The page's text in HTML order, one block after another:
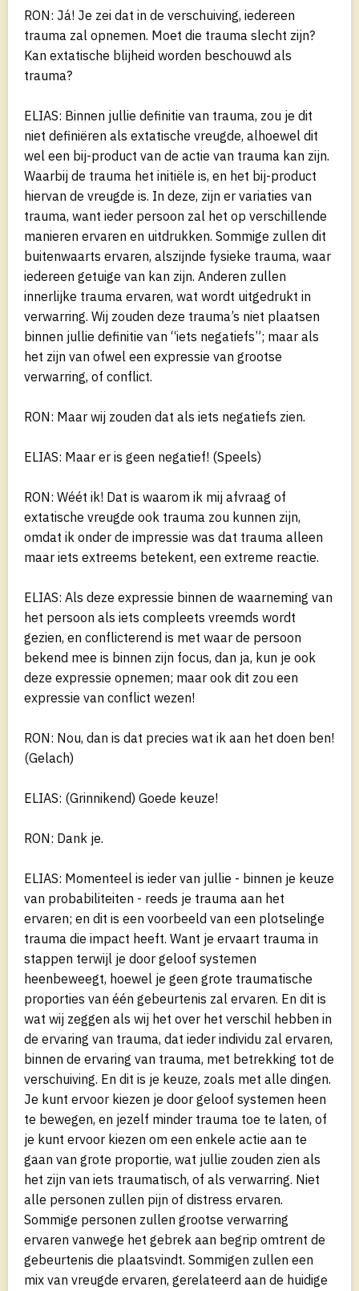
RON: Já! Je zei dat in de verschuiving, iedereen
trauma zal opnemen. Moet die trauma slecht zijn?
Kan extatische blijheid worden beschouwd als
trauma?
ELIAS: Binnen jullie definitie van trauma, zou je dit
niet definiëren als extatische vreugde, alhoewel dit
wel een bij-product van de actie van trauma kan zijn.
Waarbij de trauma het initiële is, en het bij-product
hiervan de vreugde is. In deze, zijn er variaties van
trauma, want ieder persoon zal het op verschillende
manieren ervaren en uitdrukken. Sommige zullen dit
buitenwaarts ervaren, alszijnde fysieke trauma, waar
iedereen getuige van kan zijn. Anderen zullen
innerlijke trauma ervaren, wat wordt uitgedrukt in
verwarring. Wij zouden deze trauma’s niet plaatsen
binnen jullie definitie van “iets negatiefs”; maar als
het zijn van ofwel een expressie van grootse
verwarring, of conflict.
RON: Maar wij zouden dat als iets negatiefs zien.
ELIAS: Maar er is geen negatief! (Speels)
RON: Wéét ik! Dat is waarom ik mij afvraag of
extatische vreugde ook trauma zou kunnen zijn,
omdat ik onder de impressie was dat trauma alleen
maar iets extreems betekent, een extreme reactie.
ELIAS: Als deze expressie binnen de waarneming van
het persoon als iets compleets vreemds wordt
gezien, en conflicterend is met waar de persoon
bekend mee is binnen zijn focus, dan ja, kun je ook
deze expressie opnemen; maar ook dit zou een
expressie van conflict wezen!
RON: Nou, dan is dat precies wat ik aan het doen ben!
(Gelach)
ELIAS: (Grinnikend) Goede keuze!
RON: Dank je.
ELIAS: Momenteel is ieder van jullie - binnen je keuze
van probabiliteiten - reeds je trauma aan het
ervaren; en dit is een voorbeeld van een plotselinge
trauma die impact heeft. Want je ervaart trauma in
stappen terwijl je door geloof systemen
heenbeweegt, hoewel je geen grote traumatische
proporties van één gebeurtenis zal ervaren. En dit is
wat wij zeggen als wij het over het verschil hebben in
de ervaring van trauma, dat ieder individu zal ervaren,
binnen de ervaring van trauma, met betrekking tot de
verschuiving. En dit is je keuze, zoals met alle dingen.
Je kunt ervoor kiezen je door geloof systemen heen
te bewegen, en jezelf minder trauma toe te laten, of
je kunt ervoor kiezen om een enkele actie aan te
gaan van grote proportie, wat jullie zouden zien als
het zijn van iets traumatisch, of als verwarring. Niet
alle personen zullen pijn of distress ervaren.
Sommige personen zullen grootse verwarring
ervaren vanwege het gebrek aan begrip omtrent de
gebeurtenis die plaatsvindt. Sommigen zullen een
mix van vreugde ervaren, gerelateerd aan de huidige